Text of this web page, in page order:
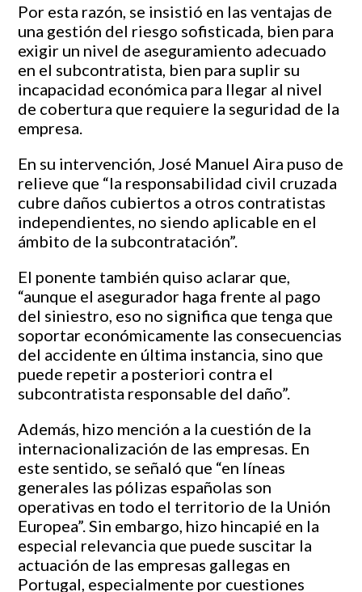
Por esta razón, se insistió en las ventajas de
una gestión del riesgo sofisticada, bien para
exigir un nivel de aseguramiento adecuado
en el subcontratista, bien para suplir su
incapacidad económica para llegar al nivel
de cobertura que requiere la seguridad de la
empresa.
En su intervención, José Manuel Aira puso de
relieve que “la responsabilidad civil cruzada
cubre daños cubiertos a otros contratistas
independientes, no siendo aplicable en el
ámbito de la subcontratación”.
El ponente también quiso aclarar que,
“aunque el asegurador haga frente al pago
del siniestro, eso no significa que tenga que
soportar económicamente las consecuencias
del accidente en última instancia, sino que
puede repetir a posteriori contra el
subcontratista responsable del daño”.
Además, hizo mención a la cuestión de la
internacionalización de las empresas. En
este sentido, se señaló que “en líneas
generales las pólizas españolas son
operativas en todo el territorio de la Unión
Europea”. Sin embargo, hizo hincapié en la
especial relevancia que puede suscitar la
actuación de las empresas gallegas en
Portugal, especialmente por cuestiones